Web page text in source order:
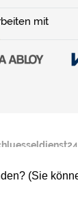
mit
(Sie